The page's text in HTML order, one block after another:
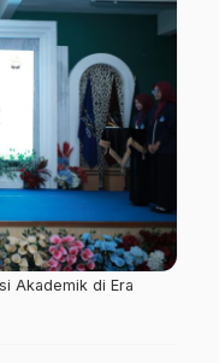
Akademik di Era